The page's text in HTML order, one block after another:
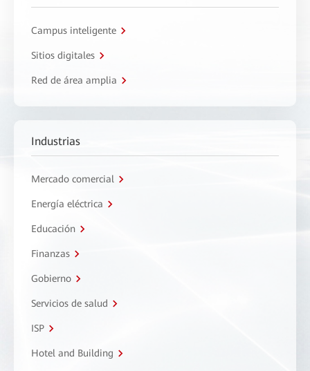
Campus inteligente
Sitios digitales
Red de área amplia
Industrias
Mercado comercial
Energía eléctrica
Educación
Finanzas
Gobierno
Servicios de salud
ISP
Hotel and Building